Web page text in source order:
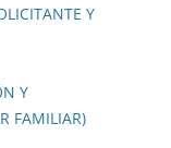
Y
Y
FAMILIAR)